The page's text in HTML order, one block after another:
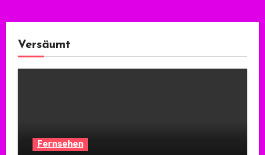
Versäumt
Fernsehen